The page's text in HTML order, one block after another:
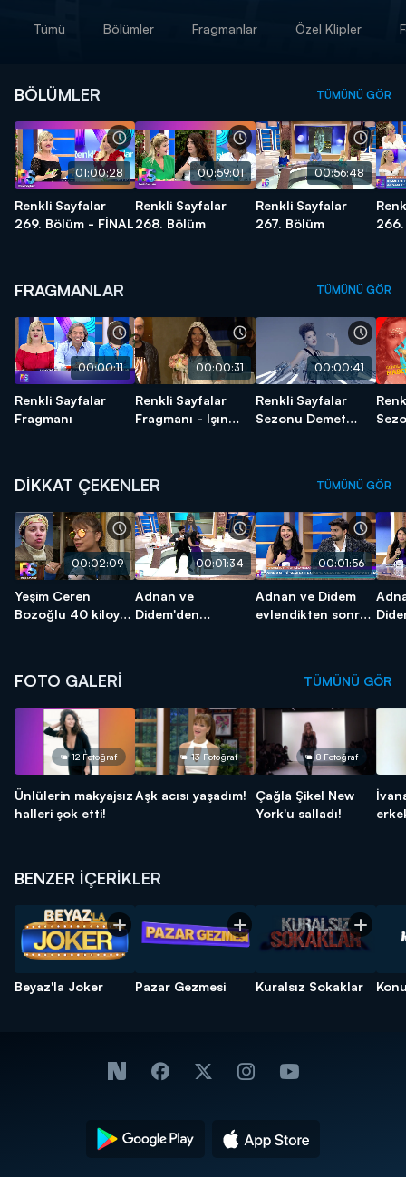
Tümü Bölümler Fragmanlar Özel Klipler
BÖLÜMLER TÜMÜNÜ GÖR
01:00:28
Renkli Sayfalar
269. Bölüm - FİNAL
00:59:01
Renkli Sayfalar
268. Bölüm
00:56:48
Renkli Sayfalar
267. Bölüm
FRAGMANLAR TÜMÜNÜ GÖR
00:00:11
Renkli Sayfalar
Fragmanı
00:00:31
Renkli Sayfalar
Fragmanı - Işın
00:00:41
Renkli Sayfalar
Sezonu Demet
DİKKAT ÇEKENLER TÜMÜNÜ GÖR
00:02:09
Yeşim Ceren
Bozoğlu 40 kiloyu
00:01:34
Adnan ve
Didem'den
00:01:56
Adnan ve Didem
evlendikten sonra
FOTO GALERİ TÜMÜNÜ GÖR
12 Fotoğraf
Ünlülerin makyajsız
halleri şok etti!
13 Fotoğraf
Aşk acısı yaşadım!
8 Fotoğraf
Çağla Şikel New
York'u salladı!
BENZER İÇERİKLER
Beyaz'la Joker Pazar Gezmesi Kuralsız Sokaklar